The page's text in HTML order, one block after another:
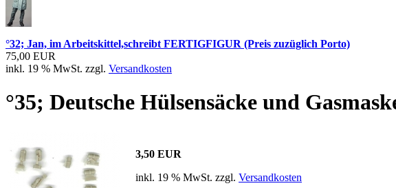
°32; Jan, im Arbeitskittel,schreibt FERTIGFIGUR (Preis zuzüglich Porto)
75,00 EUR
inkl. 19 % MwSt. zzgl. Versandkosten
°35; Deutsche Hülsensäcke und
3,50 EUR
inkl. 19 % MwSt. zzgl. Versandkosten